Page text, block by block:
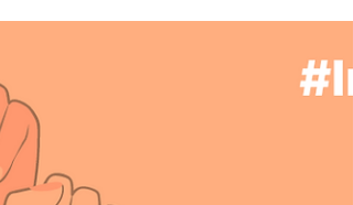
outrageous story in which the Thai